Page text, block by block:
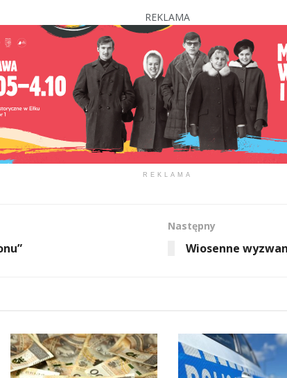
REKLAMA
REKLAMA
Następny
Wiosenne